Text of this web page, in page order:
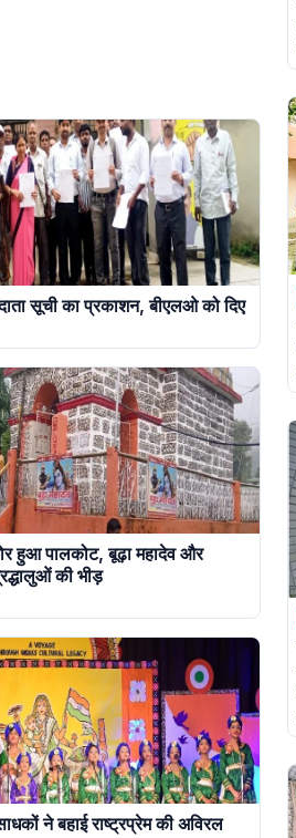
सूची का प्रकाशन, बीएलओ को दिए
हुआ पालकोट, बूढ़ा महादेव और
की भीड़
ने बहाई राष्ट्रप्रेम की अविरल